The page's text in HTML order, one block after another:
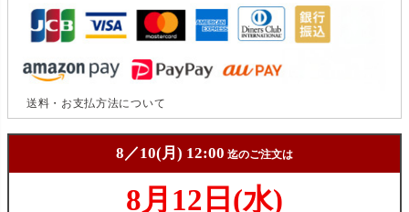
送料・お支払方法について